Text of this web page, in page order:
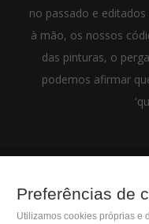
no passado e
à mão, os nossos
das pinturas, o
podemos afirmar
(+34)
Preferências de
Utilizamos cookies próprias e